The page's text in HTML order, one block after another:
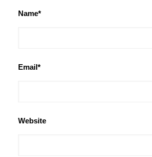
Name*
Email*
Website